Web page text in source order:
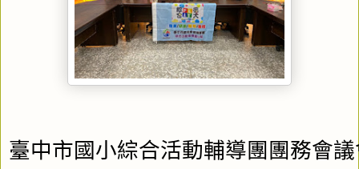
臺中市國小綜合活動輔導團團務會